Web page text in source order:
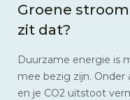
Groene
zit dat?
Duurzame energie is
mee bezig zijn. Onder
en je CO2 uitstoot